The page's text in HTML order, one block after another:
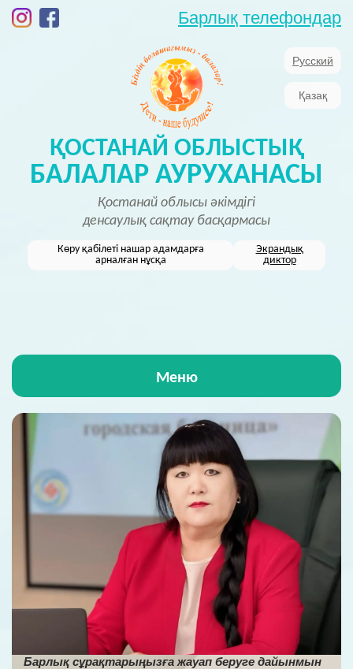
ҚОСТАНАЙ ОБЛЫСТЫҚ
БАЛАЛАР АУРУХАНАСЫ
Қостанай облысы әкімдігі
денсаулық сақтау басқармасы
Көру қабілеті нашар адамдарға
арналған нұсқа
Экрандық
диктор
Русский
Қазақ
Барлық телефондар
Меню
Басты бет
Аурухана туралы
Аурухана өмірі
Пациенттерге
МСҚ
СЖҚ қызметі
Барлық сұрақтарыңызға жауап беруге дайынмын